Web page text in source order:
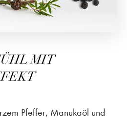
MIT
Pfeffer, Manukaöl und